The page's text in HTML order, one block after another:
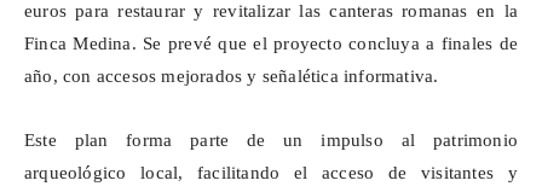
euros para restaurar y revitalizar las canteras romanas en la
Finca Medina. Se prevé que el proyecto concluya a finales de
año, con accesos mejorados y señalética informativa.
Este plan forma parte de un impulso al patrimonio
arqueológico local, facilitando el acceso de visitantes y